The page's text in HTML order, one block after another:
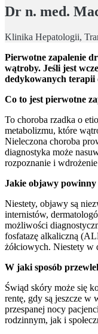
Dr n. med.
Klinika Hepatologii,
Pierwotne zapalenie
wątroby. Jeśli jest
dedykowanych terapii
Co to jest pierwotne
To choroba rzadka o
metabolizmu, które
Nieleczona choroba
diagnostyka może
rozpoznanie i
Jakie objawy powinny
Niestety, objawy są
internistów,
możliwości
fosfatazę alkaliczną
żółciowych. Niestety w
W jaki sposób
Świąd skóry może się
rentę, gdy są jeszcze w
przespanej nocy
rodzinnym, jak i